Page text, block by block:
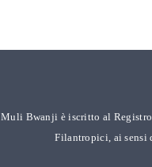
Muli Bwanji è iscritto al Registro
Filantropici, ai sensi